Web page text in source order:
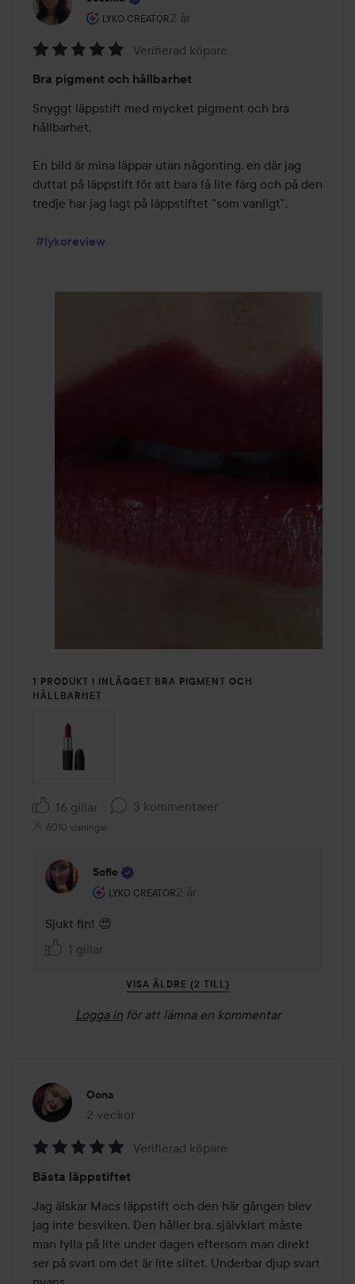
LYKO CREATOR
Användarens roll: Lyko Creator.
2 år
Inlägget skapades 2 år
5
av
5
Verifierad köpare
Bra pigment och hållbarhet
Snyggt läppstift med mycket pigment och bra
hållbarhet.
En bild är mina läppar utan någonting, en där jag
duttat på läppstift för att bara få lite färg och på den
tredje har jag lagt på läppstiftet "som vanligt".
#lykoreview
1 PRODUKT I INLÄGGET BRA PIGMENT OCH
HÅLLBARHET
16 gillar 3 kommentarer
6010 visningar
Sofie
LYKO CREATOR
Användarens roll: Lyko Creator.
2 år
Kommentaren lades 2 år
Sjukt fin! 😍
1 gillar
VISA ÄLDRE (2 TILL)
Logga in för att lämna en kommentar
Oona
2 veckor
Inlägget skapades 2 veckor
5
av
5
Verifierad köpare
Bästa läppstiftet
Jag älskar Macs läppstift och den här gången blev
jag inte besviken. Den håller bra, självklart måste
man fylla på lite under dagen eftersom man direkt
ser på svart om det är lite slitet. Underbar djup svart